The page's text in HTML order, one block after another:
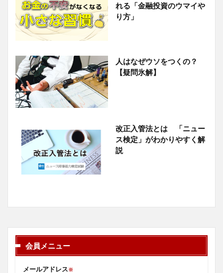
れる「金融投資のウマイや
り方」
人はなぜウソをつくの？
【疑問氷解】
改正入管法とは 「ニュー
ス検定」がわかりやすく解
説
会員メニュー
メールアドレス※